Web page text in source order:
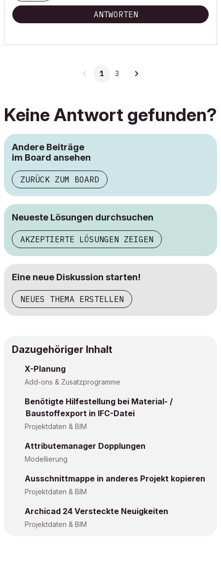
ANTWORTEN
1 3
Keine Antwort gefunden?
Andere Beiträge
im Board ansehen
ZURÜCK ZUM BOARD
Neueste Lösungen durchsuchen
AKZEPTIERTE LÖSUNGEN ZEIGEN
Eine neue Diskussion starten!
NEUES THEMA ERSTELLEN
Dazugehöriger Inhalt
X-Planung
Add-ons & Zusatzprogramme
Benötigte Hilfestellung bei Material- /
Baustoffexport in IFC-Datei
Projektdaten & BIM
Attributemanager Dopplungen
Modellierung
Ausschnittmappe in anderes Projekt kopieren
Projektdaten & BIM
Archicad 24 Versteckte Neuigkeiten
Projektdaten & BIM